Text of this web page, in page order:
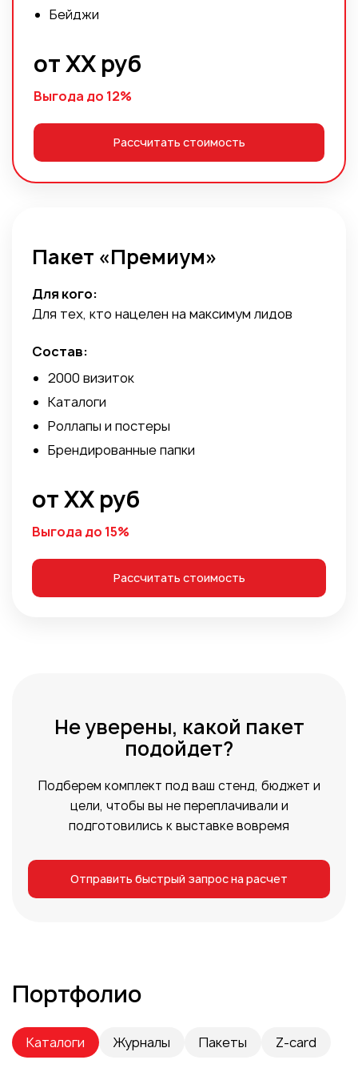
Бейджи
от ХХ руб
Выгода до 12%
Рассчитать стоимость
Пакет «Премиум»
Для кого:
Для тех, кто нацелен на максимум лидов
Состав:
2000 визиток
Каталоги
Роллапы и постеры
Брендированные папки
от ХХ руб
Выгода до 15%
Рассчитать стоимость
Не уверены, какой пакет
подойдет?
Подберем комплект под ваш стенд, бюджет и
цели, чтобы вы не переплачивали и
подготовились к выставке вовремя
Отправить быстрый запрос на расчет
Портфолио
Каталоги Журналы Пакеты Z-card